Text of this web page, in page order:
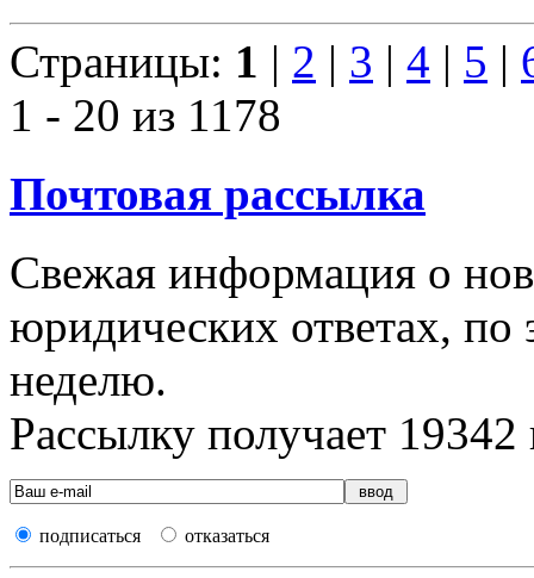
Страницы: 1 | 2 | 3 | 4 | 5 |
1 - 20 из 1178
Почтовая рассылка
Свежая информация о
юридических ответах, по
неделю.
Рассылку получает 19342
подписаться отказаться